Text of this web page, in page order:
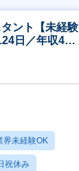
タント【未経験
日／年収400
界未経験OK
祝休み